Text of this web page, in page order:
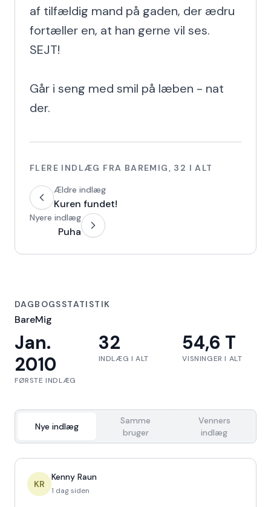
af tilfældig mand på gaden, der ædru
fortæller en, at han gerne vil ses.
SEJT!
Går i seng med smil på læben - nat
der.
FLERE INDLÆG FRA BAREMIG , 32 I ALT
Ældre indlæg
Kuren fundet!
Nyere indlæg
Puha
DAGBOGSSTATISTIK
BareMig
Jan.
2010
FØRSTE INDLÆG
32
INDLÆG I ALT
54,6 T
VISNINGER I ALT
Nye indlæg
Samme
bruger
Venners
indlæg
KR
Kenny Raun
1 dag siden